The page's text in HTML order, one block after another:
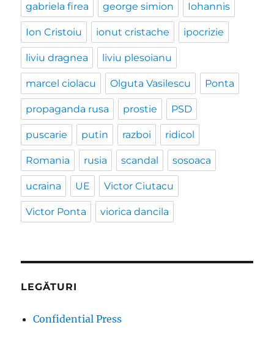
gabriela firea george simion Iohannis
Ion Cristoiu ionut cristache ipocrizie
liviu dragnea liviu plesoianu
marcel ciolacu Olguta Vasilescu Ponta
propaganda rusa prostie PSD
puscarie putin razboi ridicol
Romania rusia scandal sosoaca
ucraina UE Victor Ciutacu
Victor Ponta viorica dancila
LEGĂTURI
Confidential Press